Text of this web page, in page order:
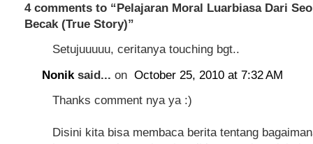
4 comments to “Pelajaran Moral Luarbiasa Dari
Becak (True Story)”
Setujuuuuu, ceritanya touching bgt..
Noniksaid... on October 25, 2010 at 7:32 AM
Thanks comment nya ya :)
Disini kita bisa membaca berita tentang